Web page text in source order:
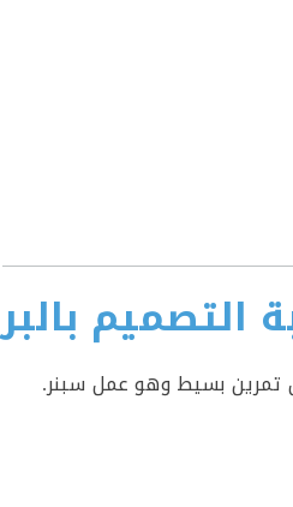
التصميم
تمرين بسيط وهو عمل سبنر.